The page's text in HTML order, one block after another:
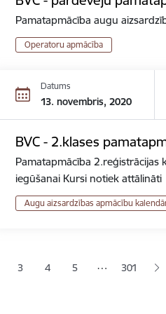
Pamatapmācība augu
Operatoru apmācība
Datums
13. novembris, 2020
BVC - 2.klases
Pamatapmācība 2.reģistrācijas
iegūšanai Kursi notiek attālināti
Augu aizsardzības apmācību
lapaLapa
3 Lapa
4 Lapa
5 … 301